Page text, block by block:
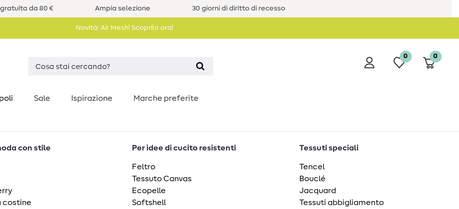
da 80 € Ampia selezione 30 giorni di diritto di recesso
Novità: Air Mesh! Scoprilo ora!
0 0
Sale Ispirazione Marche preferite
con stile
costine
Per idee di cucito resistenti
Feltro
Tessuto Canvas
Ecopelle
Softshell
Tessuti speciali
Tencel
Bouclé
Jacquard
Tessuti abbigliamento